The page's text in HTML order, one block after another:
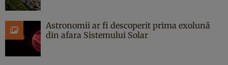
Astronomii ar fi descoperit prima exolună
din afara Sistemului Solar